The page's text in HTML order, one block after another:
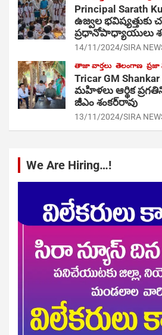
Principal Sarath
ఉజ్వల భవిష్యత్తుకు
ప్రధానోపాధ్యాయులు
14/11/2024 SIRA
తాజా వార్తలు తెలంగాణ ప్రజా
Tricar GM
మహిళలు ఆర్థిక
జీఎం శంకర్‌రావు
13/11/2024 SIRA
We Are Hiring…!